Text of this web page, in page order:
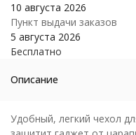
10 августа 2026
Пункт выдачи заказов
5 августа 2026
Бесплатно
Описание
Удобный, легкий чехол